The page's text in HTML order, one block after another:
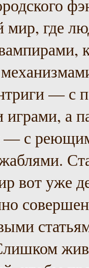
где
— с
играми, а
— с
вот уже